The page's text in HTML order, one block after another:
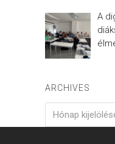
A
ARCHIVES
Hónap